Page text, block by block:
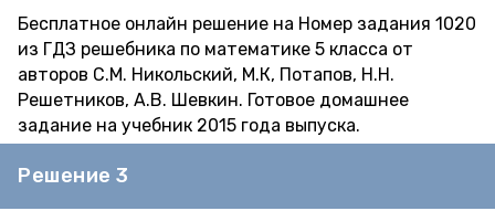
Бесплатное онлайн решение на Номер задания 1020
из ГДЗ решебника по математике 5 класса от
авторов С.М. Никольский, М.К, Потапов, Н.Н.
Решетников, А.В. Шевкин. Готовое домашнее
задание на учебник 2015 года выпуска.
Решение 3